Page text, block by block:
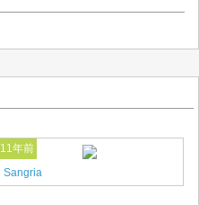
11年前
Sangria